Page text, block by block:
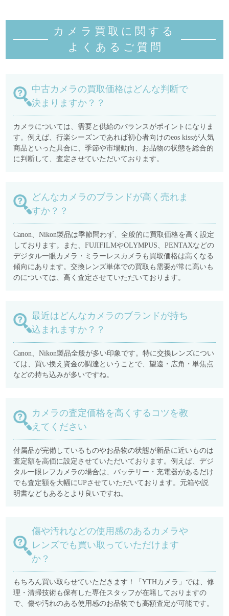
カメラ買取に関する
よくあるご質 問
中古カメラの買取価格はどんな判断で
決まりますか？？
カメラについては、需要と供給のバランスがポイントになりま
す。例えば、行楽シーズンであれば初心者向けのeos kissが人気
商品といった具合に、季節や市場動向、お品物の状態を総合的
に判断して、査定させていただいております。
どんなカメラのブランドが高く売れま
すか？？
Canon、Nikon製品は季節問わず、全般的に買取価格を高く設定
しております。また、FUJIFILMやOLYMPUS、PENTAXなどの
デジタル一眼カメラ・ミラーレスカメラも買取価格は高くなる
傾向にあります。交換レンズ単体での買取も需要が常に高いも
のについては、高く査定させていただいております。
最近はどんなカメラのブランドが持ち
込まれますか？？
Canon、Nikon製品全般が多い印象です。特に交換レンズについ
ては、買い換え資金の調達ということで、望遠・広角・単焦点
などの持ち込みが多いですね。
カメラの査定価格を高くするコツを教
えてください
付属品が完備しているものやお品物の状態が新品に近いものは
査定額を高価に設定させていただいております。例えば、デジ
タル一眼レフカメラの場合は、バッテリー・充電器があるだけ
でも査定額を大幅にUPさせていただいております。元箱や説
明書などもあるとより良いですね。
傷や汚れなどの使用感のあるカメラや
レンズでも買い取っていただけます
か？
もちろん買い取らせていただきます！「YTHカメラ」では、修
理・清掃技術も保有した専任スタッフが在籍しておりますの
で、傷や汚れのある使用感のお品物でも高額査定が可能です。